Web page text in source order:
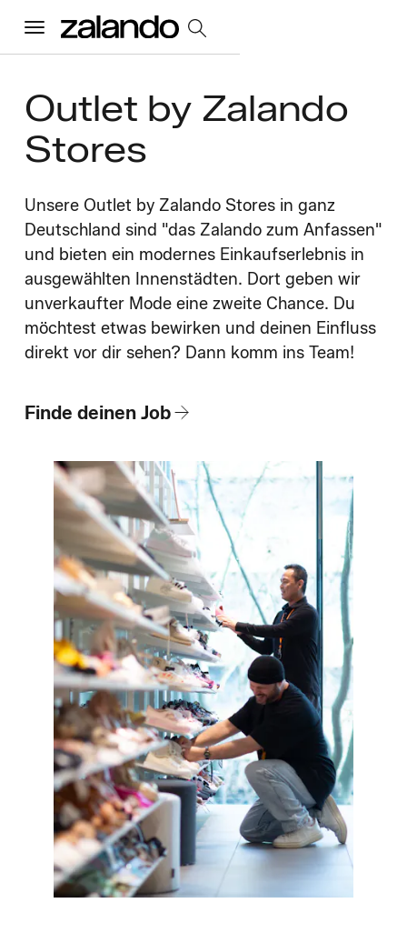
Menu
Alle Jobs
Startseite
Unsere Kultur
Toggle accordion
Vorteile und Benefits
Vielfalt und Inklusion
Nachhaltigkeit
Was wir tun
Toggle accordion
Job Kategorien
Early Careers
Wo wir arbeiten
Wie wir einstellen
Blog
Outlet by Zalando
Stores
Unsere Outlet by Zalando Stores in ganz
Deutschland sind "das Zalando zum Anfassen"
und bieten ein modernes Einkaufserlebnis in
ausgewählten Innenstädten. Dort geben wir
unverkaufter Mode eine zweite Chance. Du
möchtest etwas bewirken und deinen Einfluss
direkt vor dir sehen? Dann komm ins Team!
Finde deinen Job